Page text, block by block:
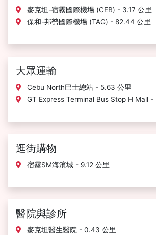
麥克坦-宿霧國際機場 (CEB) - 3.17 公里
保和-邦勞國際機場 (TAG) - 82.44 公里
大眾運輸
Cebu North巴士總站 - 5.63 公里
GT Express Terminal Bus Stop H Mall -
逛街購物
宿霧SM海濱城 - 9.12 公里
醫院與診所
麥克坦醫生醫院 - 0.43 公里